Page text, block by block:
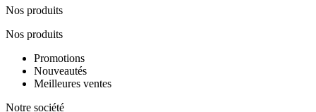
Nos produits
Nos produits
Promotions
Nouveautés
Meilleures ventes
Notre société